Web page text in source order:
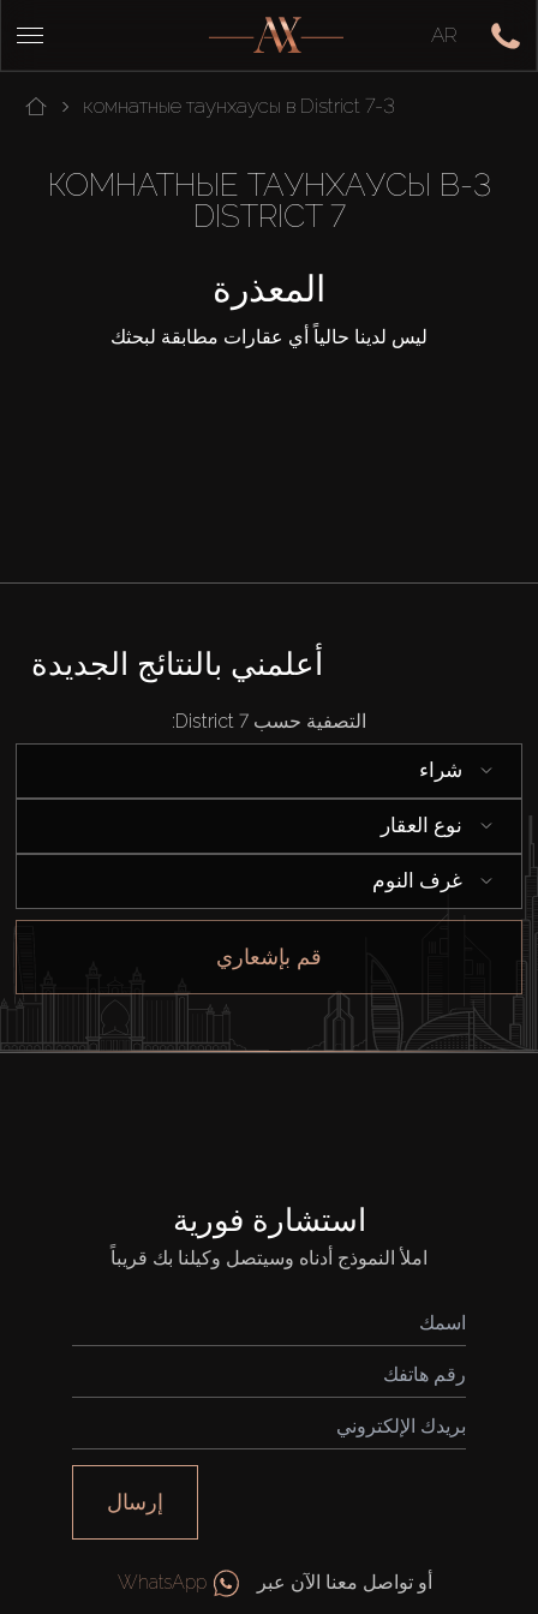
AR
3-комнатные таунхаусы в District 7
3-КОМНАТНЫЕ ТАУНХАУСЫ В
DISTRICT 7
المعذرة
ليس لدينا حالياً أي عقارات مطابقة لبحثك
أعلمني بالنتائج الجديدة
التصفية حسب District 7:
شراء
نوع العقار
غرف النوم
قم بإشعاري
استشارة فورية
املأ النموذج أدناه وسيتصل وكيلنا بك قريباً
إرسال
أو تواصل معنا الآن عبر WhatsApp